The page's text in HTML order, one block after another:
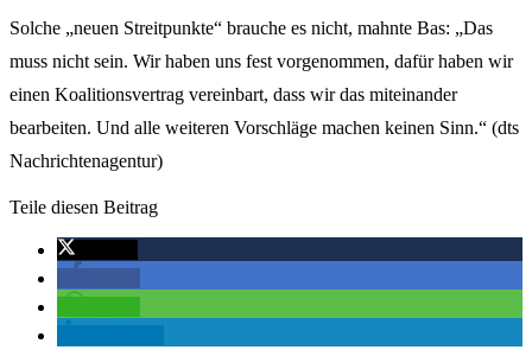
Solche „neuen Streitpunkte“ brauche es nicht, mahnte Bas: „Das
muss nicht sein. Wir haben uns fest vorgenommen, dafür haben wir
einen Koalitionsvertrag vereinbart, dass wir das miteinander
bearbeiten. Und alle weiteren Vorschläge machen keinen Sinn.“ (dts
Nachrichtenagentur)
Teile diesen Beitrag